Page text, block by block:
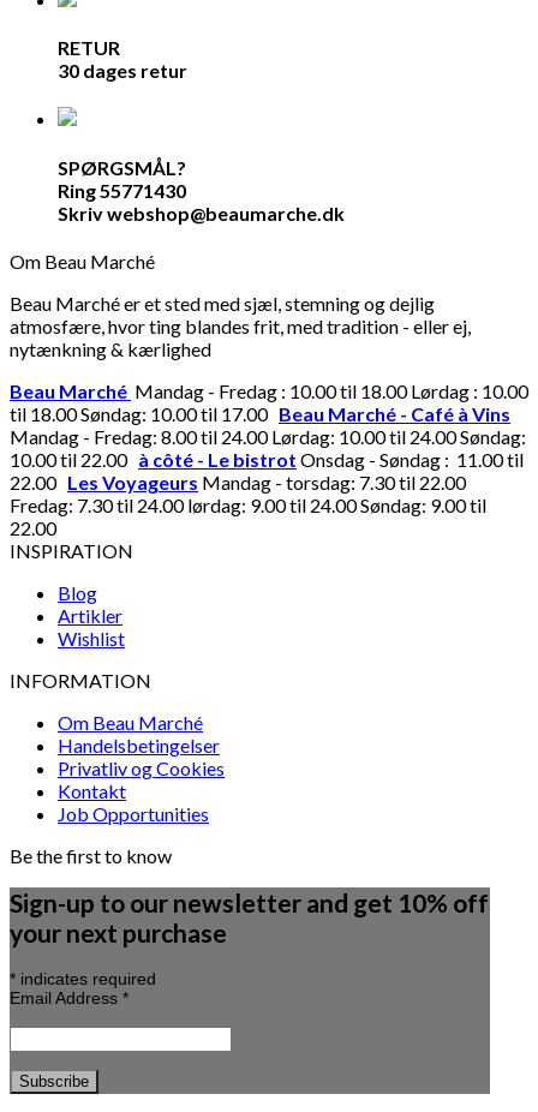
RETUR
30 dages retur
SPØRGSMÅL?
Ring 55771430
Skriv webshop@beaumarche.dk
Om Beau Marché
Beau Marché er et sted med sjæl, stemning og dejlig
atmosfære, hvor ting blandes frit, med tradition - eller ej,
nytænkning & kærlighed
Beau Marché Mandag - Fredag : 10.00 til 18.00 Lørdag : 10.00
til 18.00 Søndag: 10.00 til 17.00 Beau Marché - Café à Vins
Mandag - Fredag: 8.00 til 24.00 Lørdag: 10.00 til 24.00 Søndag:
10.00 til 22.00 à côté - Le bistrot Onsdag - Søndag : 11.00 til
22.00 Les Voyageurs Mandag - torsdag: 7.30 til 22.00
Fredag: 7.30 til 24.00 lørdag: 9.00 til 24.00 Søndag: 9.00 til
22.00
INSPIRATION
Blog
Artikler
Wishlist
INFORMATION
Om Beau Marché
Handelsbetingelser
Privatliv og Cookies
Kontakt
Job Opportunities
Be the first to know
Sign-up to our newsletter and get 10% off
your next purchase
* indicates required
Email Address *